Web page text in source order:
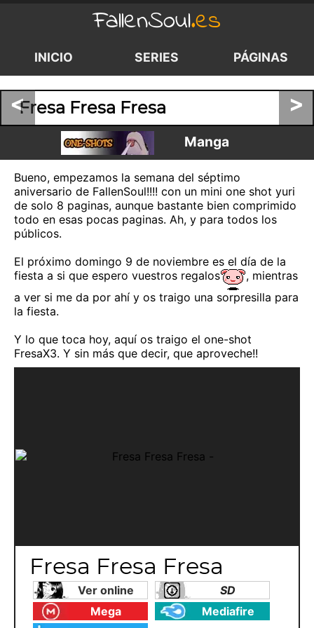
FallenSoul.es
INICIO SERIES PÁGINAS
< >
Fresa Fresa Fresa
Manga
Bueno, empezamos la semana del séptimo
aniversario de FallenSoul!!!! con un mini one shot yuri
de solo 8 paginas, aunque bastante bien comprimido
todo en esas pocas paginas. Ah, y para todos los
públicos.
El próximo domingo 9 de noviembre es el día de la
fiesta a si que espero vuestros regalos
, mientras
a ver si me da por ahí y os traigo una sorpresilla para
la fiesta.
Y lo que toca hoy, aquí os traigo el one-shot
FresaX3. Y sin más que decir, que aproveche!!
Fresa Fresa Fresa
Ver online
SD
Mega
Mediafire